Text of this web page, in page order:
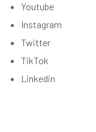
Youtube
Instagram
Twitter
TikTok
Linkedin